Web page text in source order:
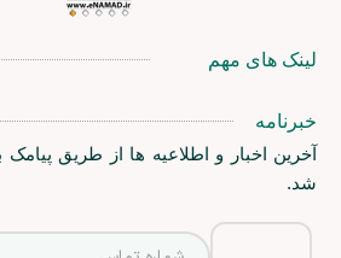
لینک های مهم
خبرنامه
آخرین اخبار و اطلاعیه ها از طریق
شد.